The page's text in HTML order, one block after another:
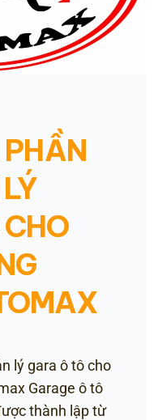
lý gara ô tô cho
Garage ô tô
thành lập từ